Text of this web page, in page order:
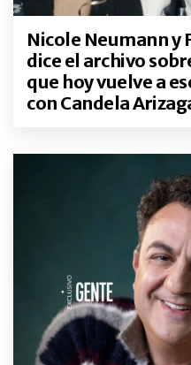
Nicole Neumann y
dice el archivo
que hoy vuelve a
con Candela